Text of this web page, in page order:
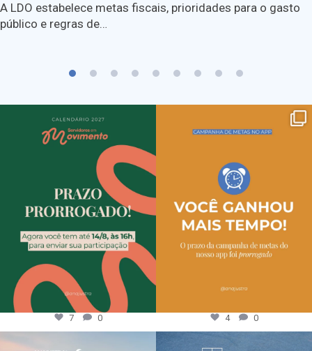
A LDO estabelece metas fiscais, prioridades para o gasto
público e regras de…
7 0 4 0